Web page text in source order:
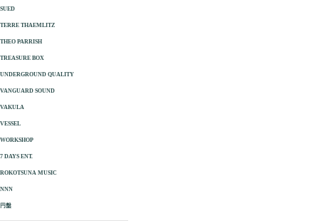
SUED
TERRE THAEMLITZ
THEO PARRISH
TREASURE BOX
UNDERGROUND QUALITY
VANGUARD SOUND
VAKULA
VESSEL
WORKSHOP
7 DAYS ENT.
ROKOTSUNA MUSIC
NNN
円盤